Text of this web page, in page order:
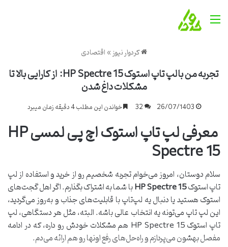
منو
کردوار نیوز»اقتصادی
تجربه من با لپ تاپ استوک HP Spectre 15: از کارایی بالا تا
مشکلات داغ شدن
26/07/1403
32 خواندن این مطلب 4 دقیقه زمان میبرد
معرفی لپ تاپ استوک اچ پی لمسی HP
Spectre 15
سلام دوستان، امروز می‌خوام تجربه شخصیم رو از خرید و استفاده از لپ
تاپ استوکHP Spectre 15با شما به اشتراک بگذارم. اگر اهل گجت‌های
استوک هستید یا دنبال یه لپ‌تاپ با قابلیت‌های جذاب و به‌روز می‌گردید،
این لپ تاپ می‌تونه یه انتخاب عالی باشه. البته، مثل هر دستگاهی، لپ
تاپ استوک HP Spectre 15 هم مشکلات خودش رو داره، که در ادامه
مفصل بهشون می‌پردازم و راه‌حل‌های رفع اونها رو هم ارائه می‌دم.